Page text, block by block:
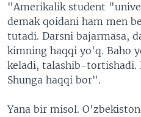
"Amerikalik student
demak qoidani ham men
tutadi. Darsni bajarmasa,
kimning haqqi yo'q. Baho
keladi, talashib-tortishadi.
Shunga haqqi bor".
Yana bir misol.